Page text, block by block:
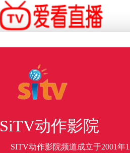
SiTV动作影院
SITV动作影院频道成立于2001年